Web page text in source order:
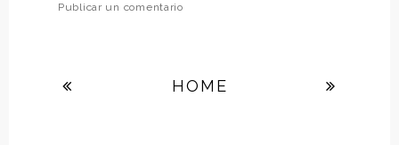
Publicar un comentario
HOME